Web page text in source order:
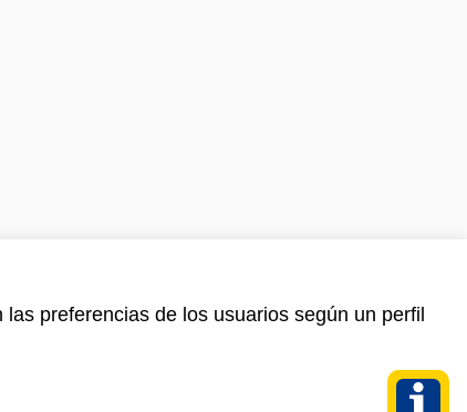
preferencias de los usuarios según un perfil